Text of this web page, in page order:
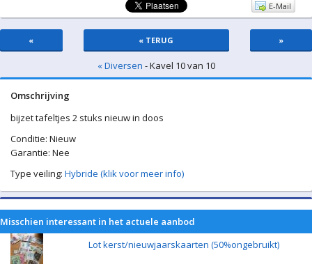
E-Mail
« « TERUG »
« Diversen - Kavel 10 van 10
Omschrijving
bijzet tafeltjes 2 stuks nieuw in doos
Conditie: Nieuw
Garantie: Nee
Type veiling: Hybride (klik voor meer info)
Misschien interessant in het actuele aanbod
Lot kerst/nieuwjaarskaarten (50%ongebruikt)